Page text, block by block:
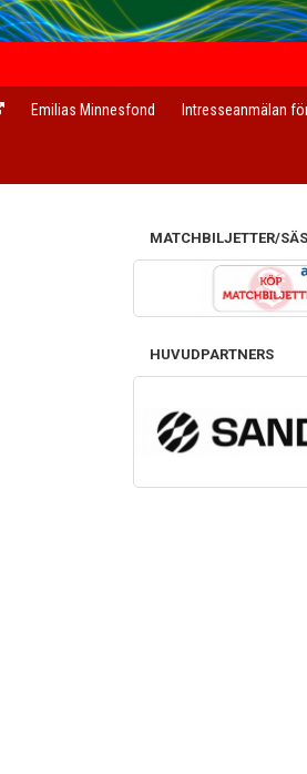
Emilias Minnesfond Intresseanmälan
MATCHBILJETTER/
HUVUDPARTNERS